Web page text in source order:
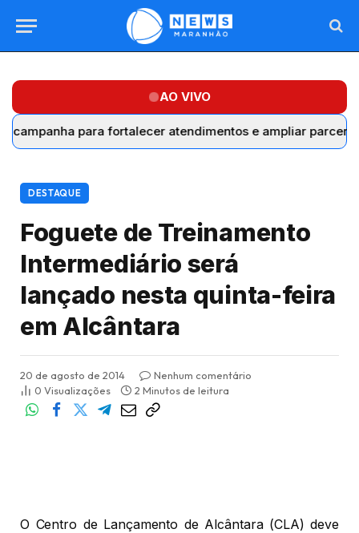
AO VIVO
para fortalecer atendimentos e ampliar parcerias com
DESTAQUE
Foguete de Treinamento
Intermediário será
lançado nesta quinta-feira
em Alcântara
20 de agosto de 2014
Nenhum comentário
0 Visualizações 2 Minutos de leitura
O Centro de Lançamento de Alcântara (CLA) deve